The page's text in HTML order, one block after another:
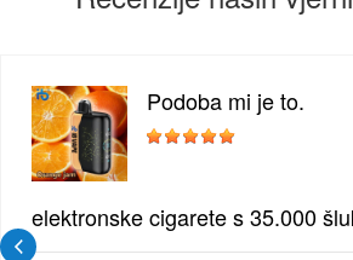
| Elegantna Voćna Kombinacija
Podoba mi je to.
elektronske cigarete s 35.000